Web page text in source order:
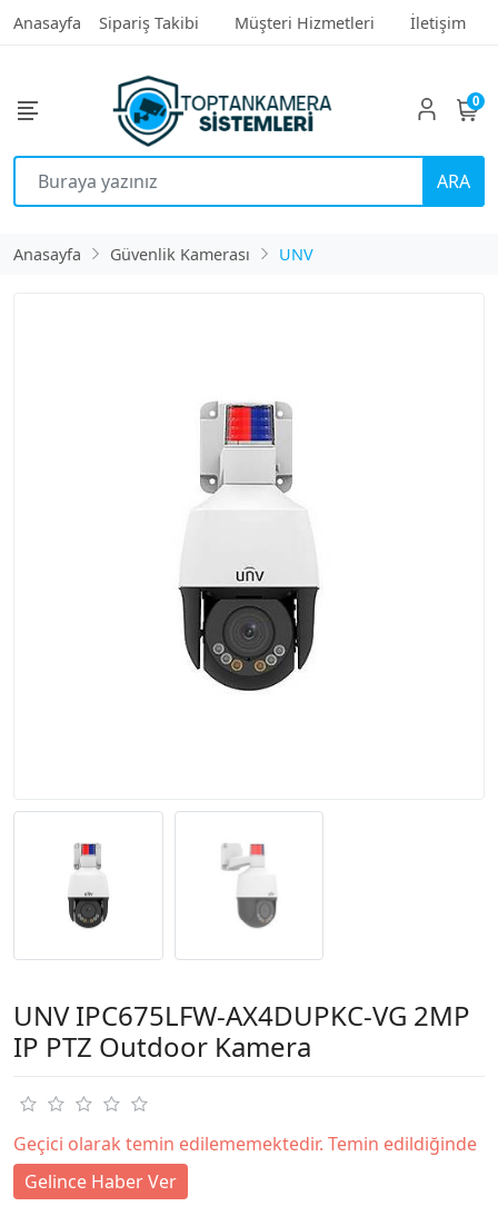
Anasayfa Sipariş Takibi Müşteri Hizmetleri İletişim
ARA
0
Anasayfa Güvenlik Kamerası UNV
UNV IPC675LFW-AX4DUPKC-VG 2MP
IP PTZ Outdoor Kamera
Geçici olarak temin edilememektedir. Temin edildiğinde
Gelince Haber Ver